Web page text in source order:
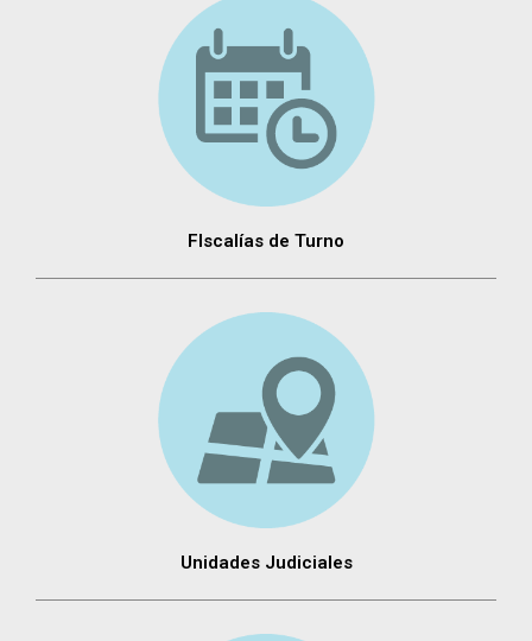
FIscalías de Turno
Unidades Judiciales